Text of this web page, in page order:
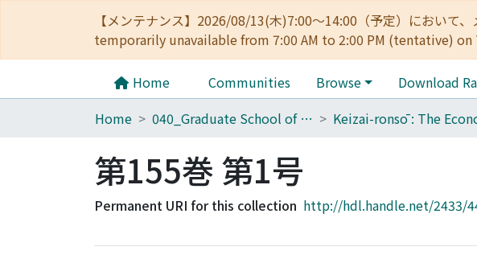
【メンテナンス】2026/08/13(木)7:00～14:00（予定）におい
temporarily unavailable from 7:00 AM to 2:00 PM (tentative)
Home Communities Browse Download
Home
040_Graduate School of Economics
第155巻 第1号
Permanent URI for this collection http://hdl.handle.net/2433/